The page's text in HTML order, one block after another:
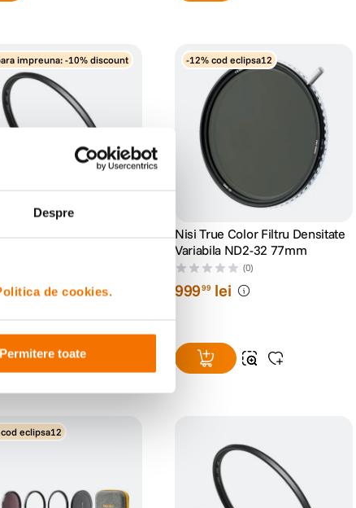
Despre
de cookies.
Permitere toate
impreuna: -10% discount
UV SMC L395 77mm
lei
-12% cod eclipsa12
Nisi True Color Filtru Densitate
Variabila ND2-32 77mm
(0)
99999 lei
eclipsa12